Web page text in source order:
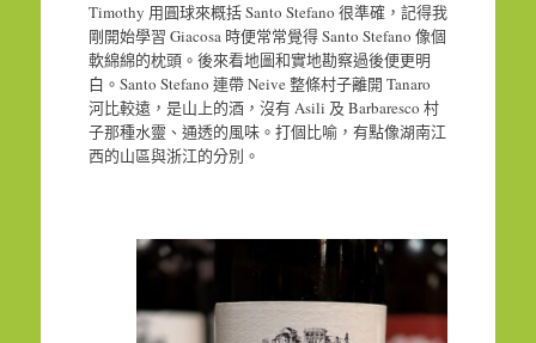
Timothy 用圓球來概括 Santo Stefano 很準確，記得我
剛開始學習 Giacosa 時便常常覺得 Santo Stefano 像個
軟綿綿的枕頭。後來看地圖和實地勘察過後便更明
白。Santo Stefano 連帶 Neive 整條村子離開 Tanaro
河比較遠，是山上的酒，沒有 Asili 及 Barbaresco 村
子那種水靈、通透的風味。打個比喻，有點像湖南江
西的山區與浙江的分別。